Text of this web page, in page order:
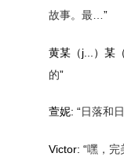
故事。最…”
黄某（j...）某
的”
萱妮: “日落和
Victor: “嘿，完